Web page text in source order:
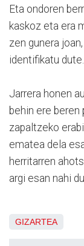
Eta ondoren
kaskoz eta era
zen gunera
identifikatu dute.
Jarrera honen
behin ere
zapaltzeko
ematea dela
herritarren
argi esan nahi
GIZARTEA